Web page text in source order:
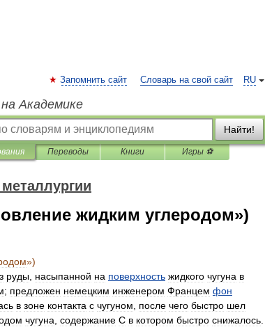
RU
Запомнить сайт Словарь на свой сайт
Академике
Найти!
Переводы Книги Игры ⚽
жидким углеродом»)
»)
руды насыпанной на поверхность жидкого чугуна в
; предложен немецким инженером Францем фон
в зоне контакта с чугуном после чего быстро шел
чугуна содержание С в котором быстро снижалось